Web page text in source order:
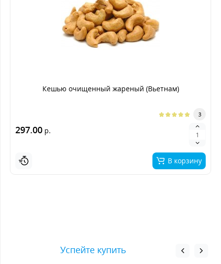
Кешью очищенный жареный (Вьетнам)
3
297.00 р.
В корзину
Успейте купить